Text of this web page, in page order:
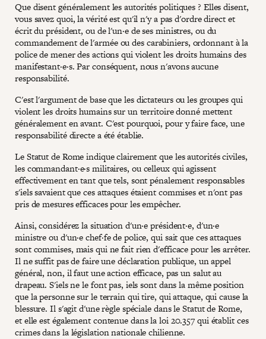
Que disent généralement les autorités politiques ? Elles disent,
vous savez quoi, la vérité est qu'il n'y a pas d'ordre direct et
écrit du président, ou de l'un·e de ses ministres, ou du
commandement de l'armée ou des carabiniers, ordonnant à la
police de mener des actions qui violent les droits humains des
manifestant·e·s. Par conséquent, nous n'avons aucune
responsabilité.
C'est l'argument de base que les dictateurs ou les groupes qui
violent les droits humains sur un territoire donné mettent
généralement en avant. C'est pourquoi, pour y faire face, une
responsabilité directe a été établie.
Le Statut de Rome indique clairement que les autorités civiles,
les commandant·e·s militaires, ou celleux qui agissent
effectivement en tant que tels, sont pénalement responsables
s'iels savaient que ces attaques étaient commises et n'ont pas
pris de mesures efficaces pour les empêcher.
Ainsi, considérez la situation d'un·e président·e, d'un·e
ministre ou d'un·e chef·fe de police, qui sait que ces attaques
sont commises, mais qui ne fait rien d'efficace pour les arrêter.
Il ne suffit pas de faire une déclaration publique, un appel
général, non, il faut une action efficace, pas un salut au
drapeau. S'iels ne le font pas, iels sont dans la même position
que la personne sur le terrain qui tire, qui attaque, qui cause la
blessure. Il s'agit d'une règle spéciale dans le Statut de Rome,
et elle est également contenue dans la loi 20.357 qui établit ces
crimes dans la législation nationale chilienne.